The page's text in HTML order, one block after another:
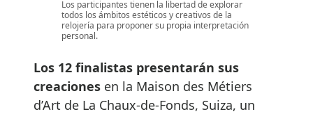
Los participantes tienen la libertad de explorar
todos los ámbitos estéticos y creativos de la
relojería para proponer su propia interpretación
personal.
Los 12 finalistas presentarán sus
creaciones en la Maison des Métiers
d’Art de La Chaux-de-Fonds, Suiza, un